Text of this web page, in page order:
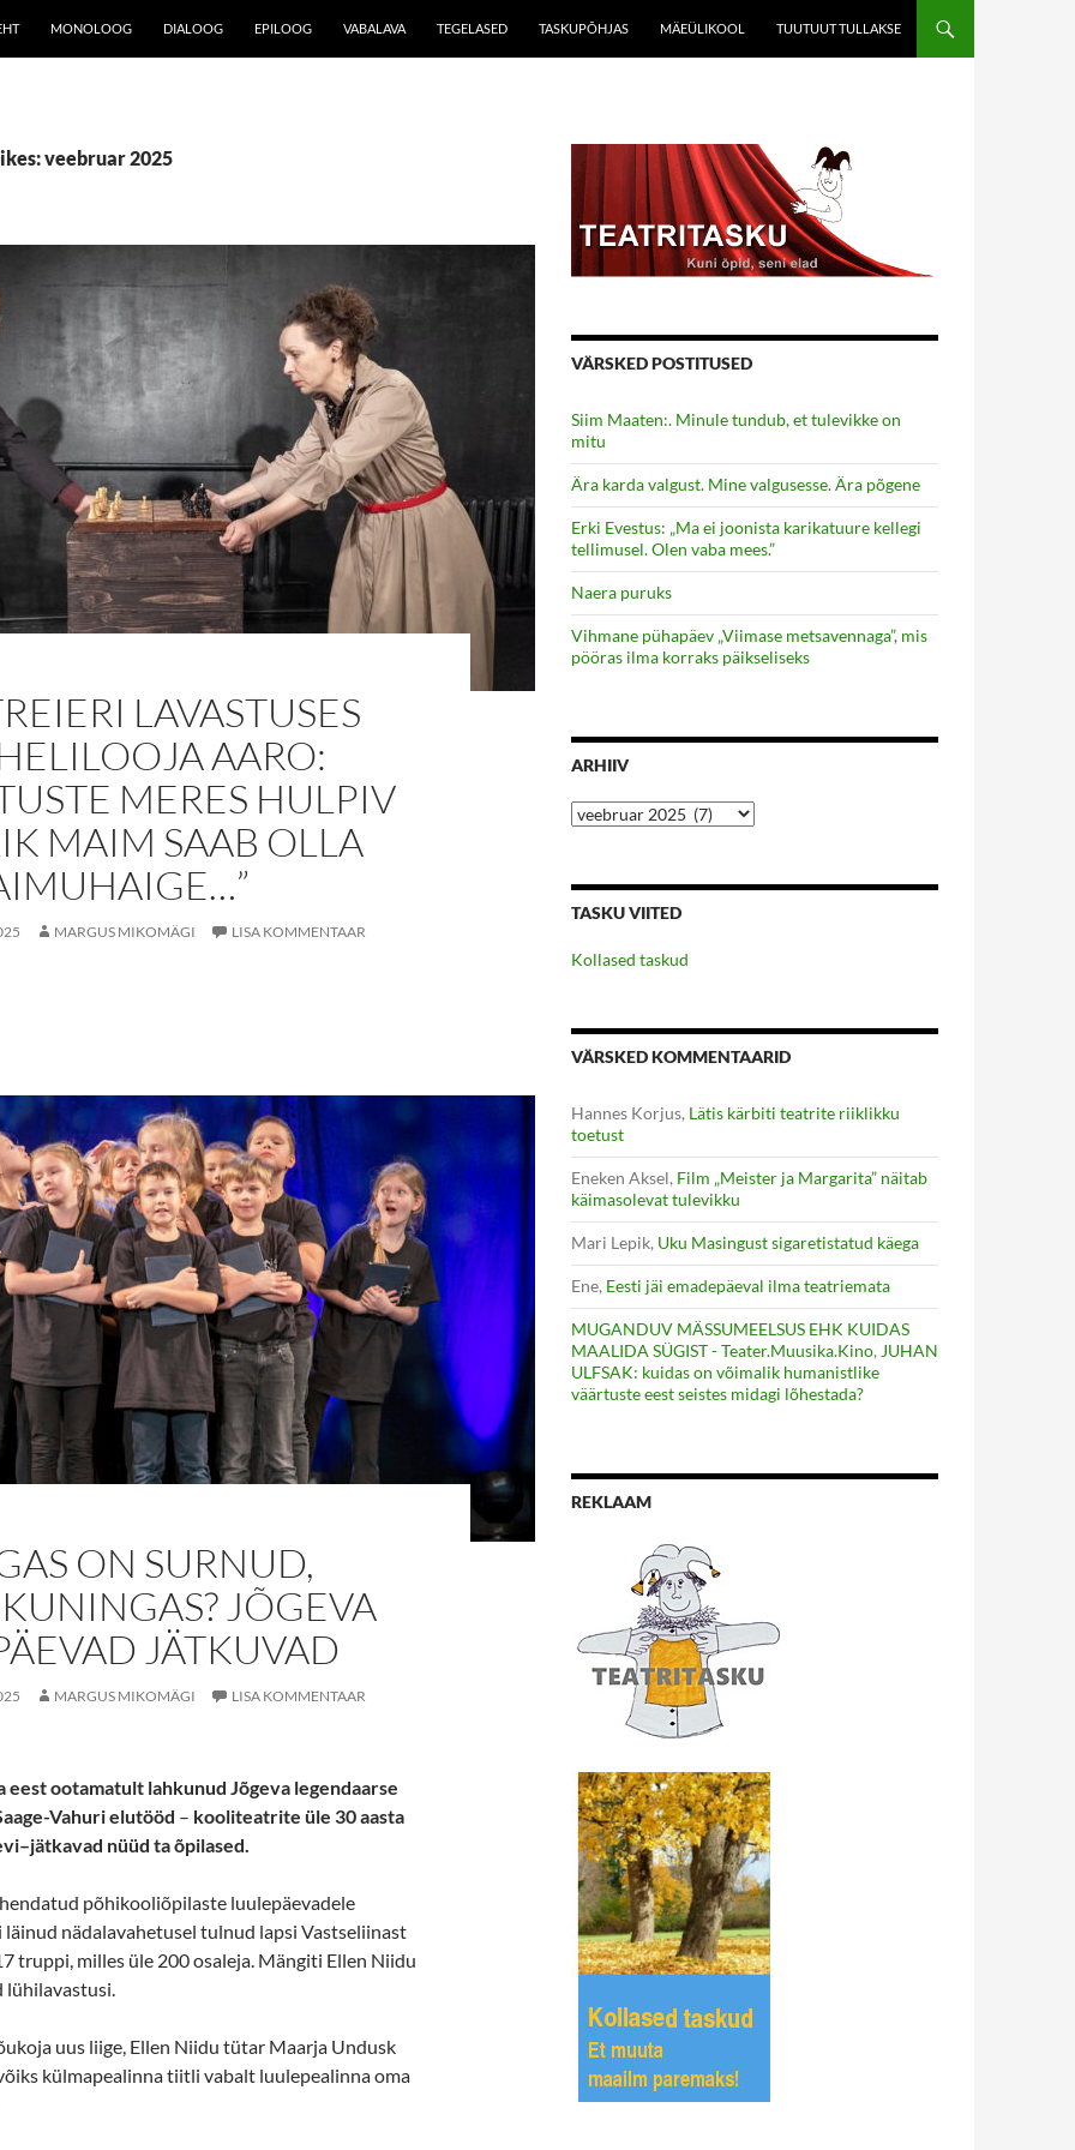
MONOLOOG DIALOOG EPILOOG VABALAVA TEGELASED TASKUPÕHJAS MÄEÜLIKOOL TUUTUUT TULLAKSE
veebruar 2025
LAVASTUSES
AARO:
MERES HULPIV
MAIM SAAB OLLA
MARGUS MIKOMÄGI LISA KOMMENTAAR
lavastuses ütleb helilooja Aaro: „Õnnetuste meres hulpiv õnnelik maim saab olla vaid vaimuhaige…”
ON SURNUD,
JÕGEVA
JÄTKUVAD
MARGUS MIKOMÄGI LISA KOMMENTAAR
eest ootamatult lahkunud Jõgeva legendaarse
Vahurielutööd – kooliteatrite üle 30 aasta
–jätkavad nüüd taõpilased.
põhikooliõpilaste luulepäevadele
läinud nädalavahetusel tulnud lapsi Vastseliinast
truppi, milles üle 200 osaleja. Mängiti Ellen Niidu
lühilavastusi.
uus liige, Ellen Niidu tütar Maarja Undusk
külmapealinna tiitli vabalt luulepealinna oma
VÄRSKED POSTITUSED
Siim Maaten:. Minule tundub, et tulevikke on
mitu
Ära karda valgust. Mine valgusesse. Ära põgene
Erki Evestus: „Ma ei joonista karikatuure kellegi
tellimusel. Olen vaba mees.”
Naera puruks
Vihmane pühapäev „Viimase metsavennaga”, mis
pööras ilma korraks päikseliseks
ARHIIV
Arhiiv
TASKU VIITED
Kollased taskud
VÄRSKED KOMMENTAARID
Hannes Korjus, Lätis kärbiti teatrite riiklikku
toetust
Eneken Aksel, Film „Meister ja Margarita” näitab
käimasolevat tulevikku
Mari Lepik, Uku Masingust sigaretistatud käega
Ene, Eesti jäi emadepäeval ilma teatriemata
MUGANDUV MÄSSUMEELSUS EHK KUIDAS
MAALIDA SÜGIST - Teater.Muusika.Kino, JUHAN
ULFSAK: kuidas on võimalik humanistlike
väärtuste eest seistes midagi lõhestada?
REKLAAM